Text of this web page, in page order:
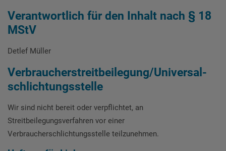
Verantwortlich für den Inhalt nach § 18
MStV
Detlef Müller
Verbraucher­streit­beilegung/Universal­
schlichtungs­stelle
Wir sind nicht bereit oder verpflichtet, an
Streitbeilegungsverfahren vor einer
Verbraucherschlichtungsstelle teilzunehmen.